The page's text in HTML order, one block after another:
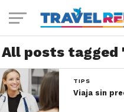
All posts tagged
TIPS
Viaja sin